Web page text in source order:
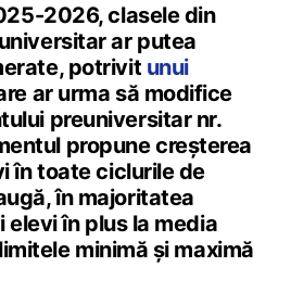
2026, clasele din
ar putea
potrivit unui
ar urma să modifice
preuniversitar nr.
propune creșterea
în toate ciclurile de
în majoritatea
în plus la media
minimă și maximă